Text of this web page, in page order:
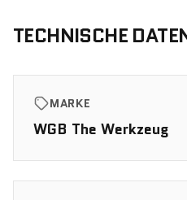
TECHNISCHE
MARKE
WGB The Werkzeug